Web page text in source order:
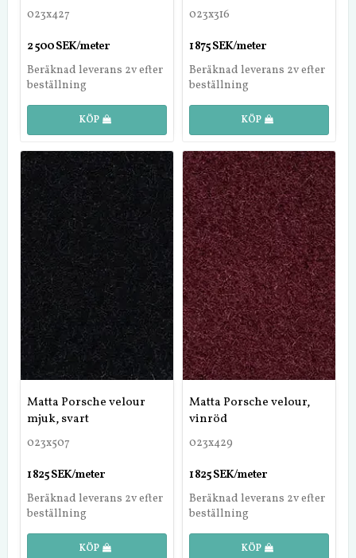
023x427
2 500 SEK/meter
Beräknad leverans 2v efter
beställning
KÖP
023x316
1 875 SEK/meter
Beräknad leverans 2v efter
beställning
KÖP
Matta Porsche velour
mjuk, svart
023x507
1 825 SEK/meter
Beräknad leverans 2v efter
beställning
KÖP
Matta Porsche velour,
vinröd
023x429
1 825 SEK/meter
Beräknad leverans 2v efter
beställning
KÖP